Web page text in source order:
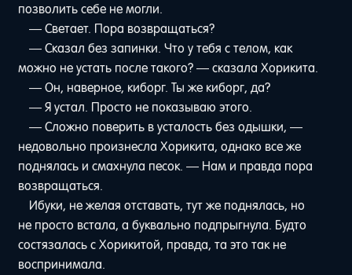
позволить себе не могли.
— Светает. Пора возвращаться?
— Сказал без запинки. Что у тебя с телом, как
можно не устать после такого? — сказала Хорикита.
— Он, наверное, киборг. Ты же киборг, да?
— Я устал. Просто не показываю этого.
— Сложно поверить в усталость без одышки, —
недовольно произнесла Хорикита, однако все же
поднялась и смахнула песок. — Нам и правда пора
возвращаться.
Ибуки, не желая отставать, тут же поднялась, но
не просто встала, а буквально подпрыгнула. Будто
состязалась с Хорикитой, правда, та это так не
воспринимала.